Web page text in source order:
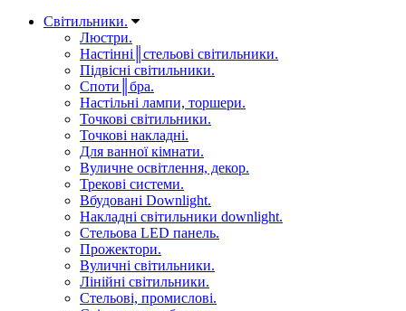
Світильники.
Люстри.
Настінні║стельові світильники.
Підвісні світильники.
Споти║бра.
Настільні лампи, торшери.
Точкові світильники.
Точкові накладні.
Для ванної кімнати.
Вуличне освітлення, декор.
Трекові системи.
Вбудовані Downlight.
Накладні світильники downlight.
Стельова LED панель.
Прожектори.
Вуличні світильники.
Лінійні світильники.
Стельові, промислові.